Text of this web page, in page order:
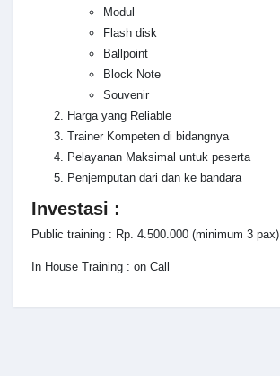
Modul
Flash disk
Ballpoint
Block Note
Souvenir
Harga yang Reliable
Trainer Kompeten di bidangnya
Pelayanan Maksimal untuk peserta
Penjemputan dari dan ke bandara
Investasi :
Public training : Rp. 4.500.000 (minimum 3 pax)
In House Training : on Call